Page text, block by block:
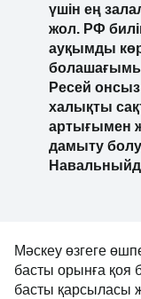
үшін ең
жол. РФ
ауқымды
Ресей онсыз
халықты
артығымен
дамыту
Мәскеу өзгеге
басты орынға қоя
басты қарсыласы